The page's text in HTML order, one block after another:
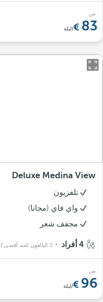
من
83 /ليلة
Deluxe Medina View
تلفزيون
واي فاي (مجانا)
مجفف شعر
3 البالغون كحد أقصى / 2 الأطفال كحد أقصى
من
96 /ليلة